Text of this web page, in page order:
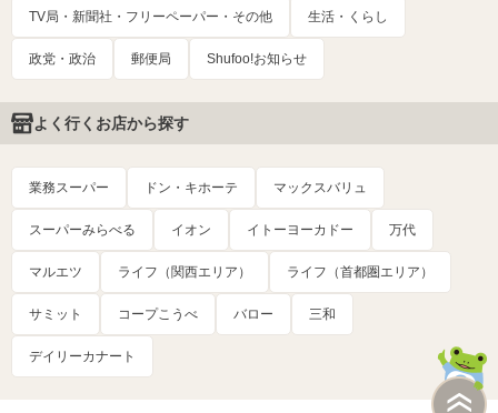
TV局・新聞社・フリーペーパー・その他 生活・くらし
政党・政治 郵便局 Shufoo!お知らせ
よく行くお店から探す
業務スーパー ドン・キホーテ マックスバリュ
スーパーみらべる イオン イトーヨーカドー 万代
マルエツ ライフ（関西エリア） ライフ（首都圏エリア）
サミット コープこうべ バロー 三和
デイリーカナート